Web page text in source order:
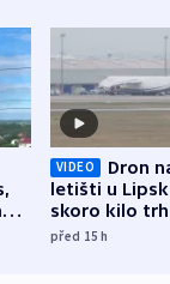
VIDEO
Dron
letišti u
skoro kilo
indicie
před 15h